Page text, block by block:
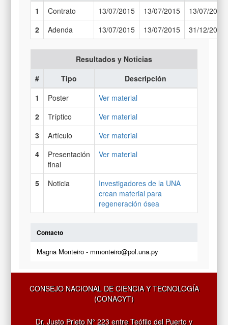
1
Contrato 13/07/2015 13/07/2015
13/07/2017
2
Adenda 13/07/2015 13/07/2015 31/12/2017
Resultados y Noticias
#
Tipo
Descripción
1
Poster
Ver material
2
Tríptico
Ver material
3
Artículo
Ver material
4
Presentación
final
Ver material
5 Noticia
Investigadores de la UNA
crean material para
regeneración ósea
Contacto
Magna Monteiro - mmonteiro@pol.una.py
CONSEJO NACIONAL DE CIENCIA Y TECNOLOGÍA
(CONACYT)
Dr. Justo Prieto N° 223 entre Teófilo del Puerto y